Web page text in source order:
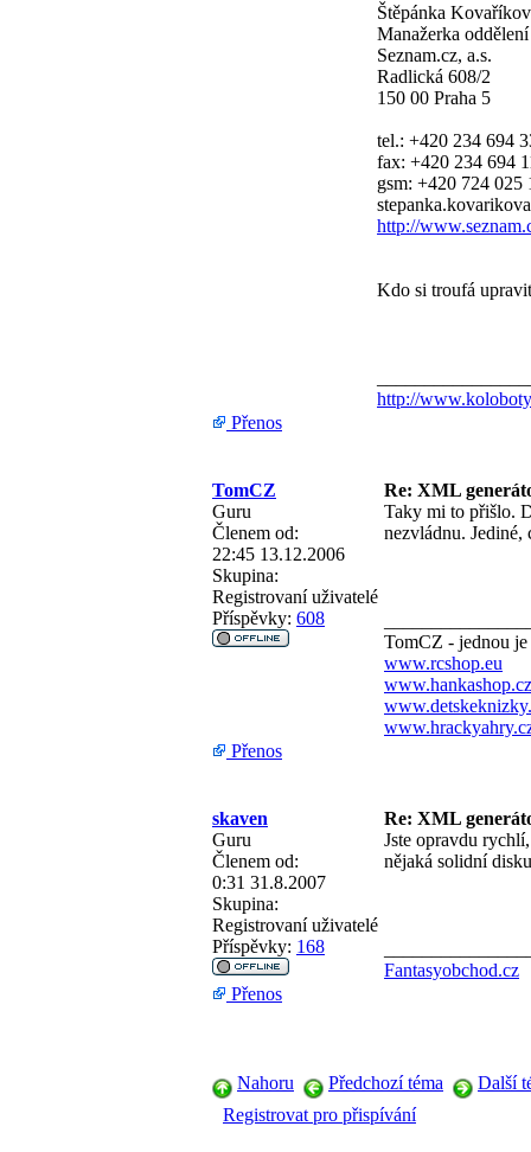
Štěpánka
Manažerka
Seznam.cz, a.s.
Radlická 608/2
150 00 Praha 5
tel.: +420 234 694
fax: +420 234 694
gsm: +420 724 025
http://
Kdo si troufá
http://
Přenos
TomCZ
Re: XML
Guru
Členem od:
22:45 13.12.2006
Skupina:
Registrovaní uživatelé
Příspěvky: 608
Taky mi to přišlo.
nezvládnu. Jediné,
TomCZ - jednou
www.rcshop.eu
www.hankashop.cz
Přenos
skaven
Re: XML
Guru
Členem od:
0:31 31.8.2007
Skupina:
Registrovaní uživatelé
Příspěvky: 168
Jste opravdu
nějaká solidní
Fantasyobchod.cz
Přenos
Nahoru Předchozí téma
Další
Registrovat pro přispívání